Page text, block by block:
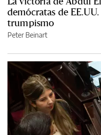
demócratas de
trumpismo
Peter Beinart